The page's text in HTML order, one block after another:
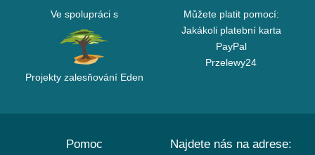
Ve spolupráci s
Projekty zalesňování Eden
Můžete platit pomocí:
Jakákoli platební karta
PayPal
Przelewy24
Pomoc Najdete nás na adrese: